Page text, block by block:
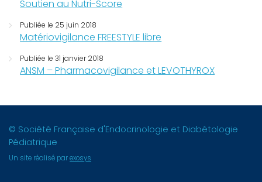
Soutien au Nutri-Score
Publiée le 25 juin 2018
Matériovigilance FREESTYLE libre
Publiée le 31 janvier 2018
ANSM – Pharmacovigilance et LEVOTHYROX
© Société Française d'Endocrinologie et Diabétologie
Pédiatrique
Un site réalisé parexosys